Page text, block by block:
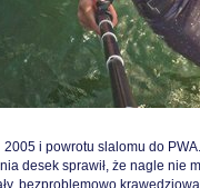
i powrotu slalomu do
desek sprawił, że nagle nie
bezproblemowo